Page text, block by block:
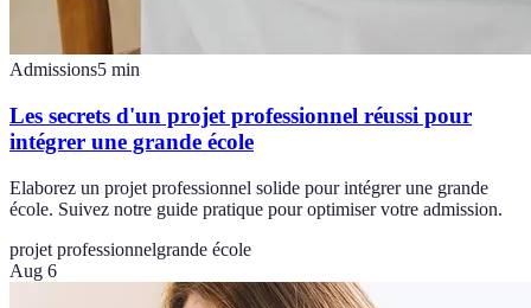
Admissions5 min
Les secrets d'un projet professionnel réussi pour
intégrer une grande école
Elaborez un projet professionnel solide pour intégrer une grande
école. Suivez notre guide pratique pour optimiser votre admission.
projet professionnelgrande école
Aug 6